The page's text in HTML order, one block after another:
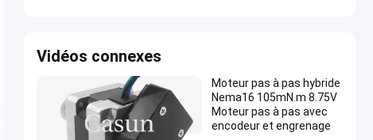
Vidéos connexes
Moteur pas à pas hybride
Nema16 105mN.m 8.75V
Moteur pas à pas avec
encodeur et engrenage